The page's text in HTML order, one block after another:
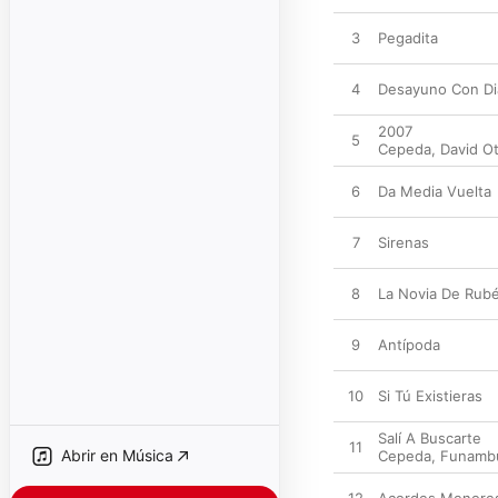
Abrir en Música
3 Pegadita
4 Desayuno Con
5
2007
Cepeda, David
6 Da Media Vuelta
7 Sirenas
8 La Novia De
9 Antípoda
10 Si Tú Existieras
11
Salí A Buscarte
Cepeda,